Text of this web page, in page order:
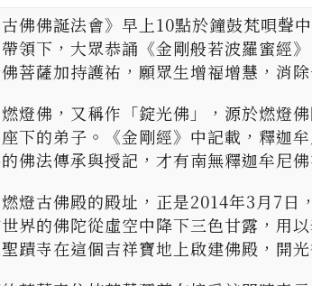
古佛佛誕法會》早上10點於鐘鼓梵唄
領下，大眾恭誦《金剛般若波羅蜜經
菩薩加持護祐，願眾生增福增慧，消
燈佛，又稱作「錠光佛」，源於燃燈
下的弟子。《金剛經》中記載，釋迦
佛法傳承與授記，才有南無釋迦牟尼
燈古佛殿的殿址，正是2014年3月7日
界的佛陀從虛空中降下三色甘露，用
蹟寺在這個吉祥寶地上啟建佛殿，開